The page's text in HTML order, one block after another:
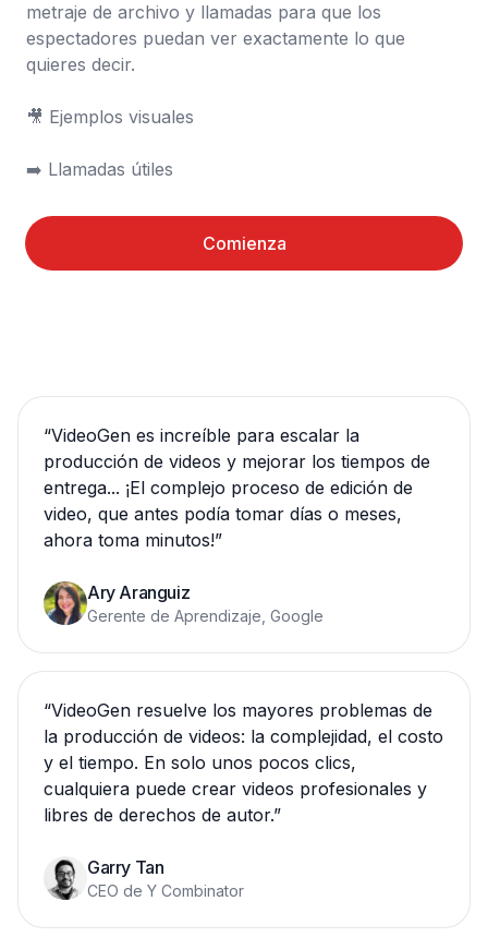
metraje de archivo y llamadas para que los
espectadores puedan ver exactamente lo que
quieres decir.
🎥 Ejemplos visuales
➡️ Llamadas útiles
Comienza
“VideoGen es increíble para escalar la
producción de videos y mejorar los tiempos de
entrega... ¡El complejo proceso de edición de
video, que antes podía tomar días o meses,
ahora toma minutos!”
Ary Aranguiz
Gerente de Aprendizaje, Google
“VideoGen resuelve los mayores problemas de
la producción de videos: la complejidad, el costo
y el tiempo. En solo unos pocos clics,
cualquiera puede crear videos profesionales y
libres de derechos de autor.”
Garry Tan
CEO de Y Combinator